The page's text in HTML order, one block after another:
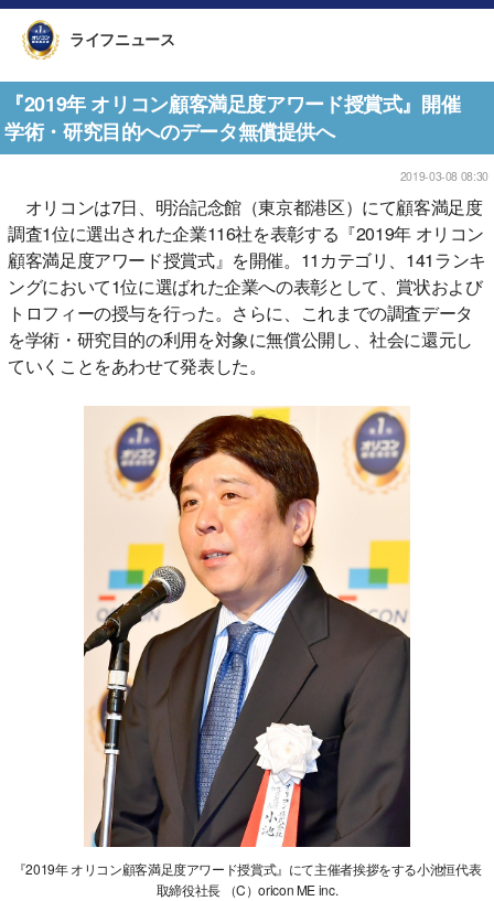
ライフニュース
『2019年 オリコン顧客満足度アワード授賞式』開催
学術・研究目的へのデータ無償提供へ
2019-03-08 08:30
オリコンは7日、明治記念館（東京都港区）にて顧客満足度
調査1位に選出された企業116社を表彰する『2019年 オリコン
顧客満足度アワード授賞式』を開催。11カテゴリ、141ランキ
ングにおいて1位に選ばれた企業への表彰として、賞状および
トロフィーの授与を行った。さらに、これまでの調査データ
を学術・研究目的の利用を対象に無償公開し、社会に還元し
ていくことをあわせて発表した。
『2019年 オリコン顧客満足度アワード授賞式』にて主催者挨拶をする小池恒代表
取締役社長 （C）oricon ME inc.